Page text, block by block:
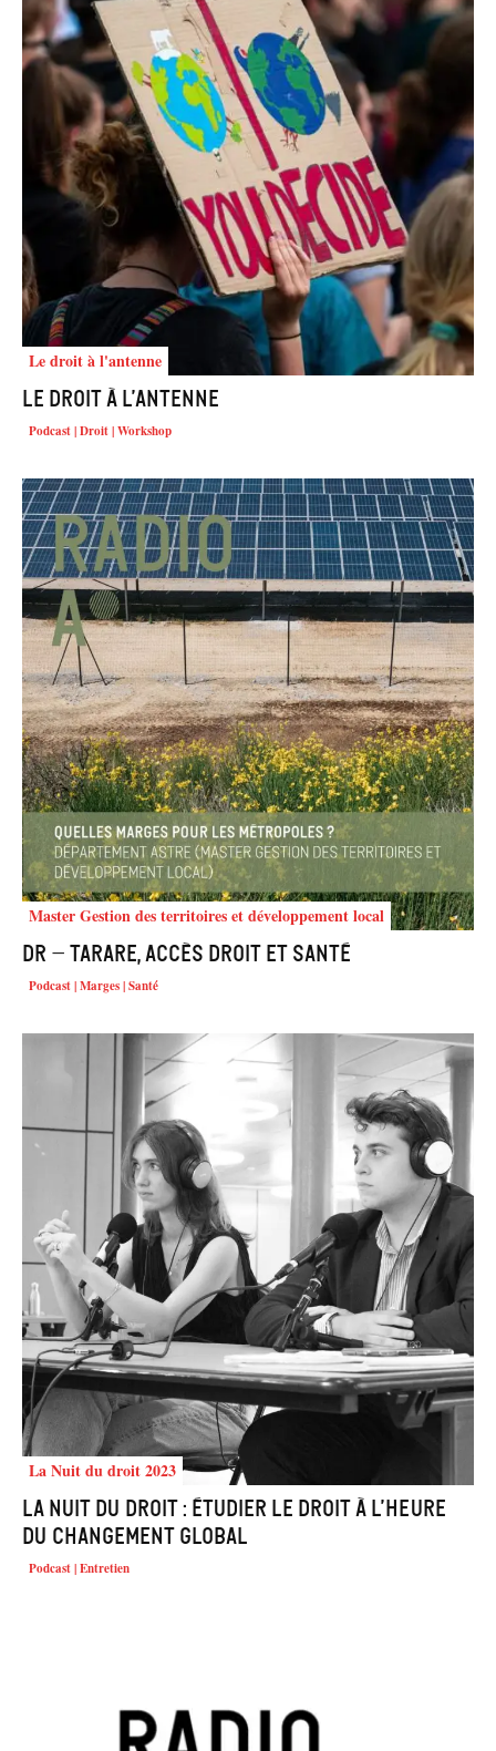
Le droit à l'antenne
Le droit à l’antenne
Podcast | Droit | Workshop
Master Gestion des territoires et développement local
DR – Tarare, accès droit et santé
Podcast | Marges | Santé
La Nuit du droit 2023
La Nuit du Droit : Étudier le Droit à l’heure
du changement global
Podcast | Entretien